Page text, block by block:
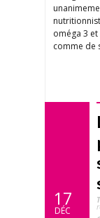
oméga 3
comme de
17
DÉC